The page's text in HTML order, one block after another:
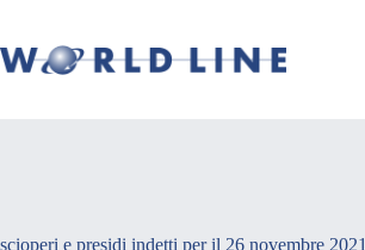
scioperi e presidi indetti per il 26 novembre 2021